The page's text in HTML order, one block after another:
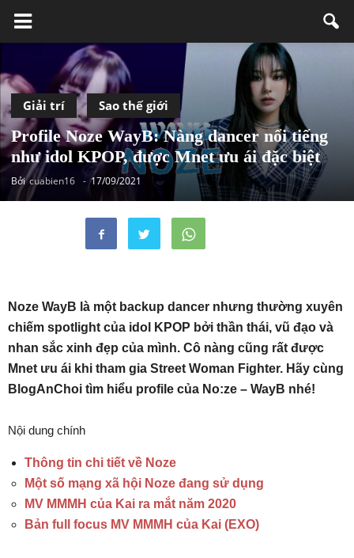
Giải trí Sao thế giới
Profile Noze WayB: Nàng dancer nổi tiếng
như idol KPOP, được Mnet ưu ái đặc biệt
Bởicuabien16 - 17/09/2021
Noze WayB là một backup dancer nhưng thường xuyên
chiếm spotlight của idol KPOP bởi thần thái, vũ đạo và
nhan sắc xinh đẹp của mình. Cô nàng cũng rất được
Mnet ưu ái khi tham gia Street Woman Fighter. Hãy cùng
BlogAnChoi tìm hiểu profile của No:ze – WayB nhé!
Nội dung chính
Thông tin chi tiết về Noze
Một số mạng xã hội Noze đang sử dụng
MV MMMH của Kai ra mắt năm 2020
Bản full focus MV MMMH của Kai (EXO)